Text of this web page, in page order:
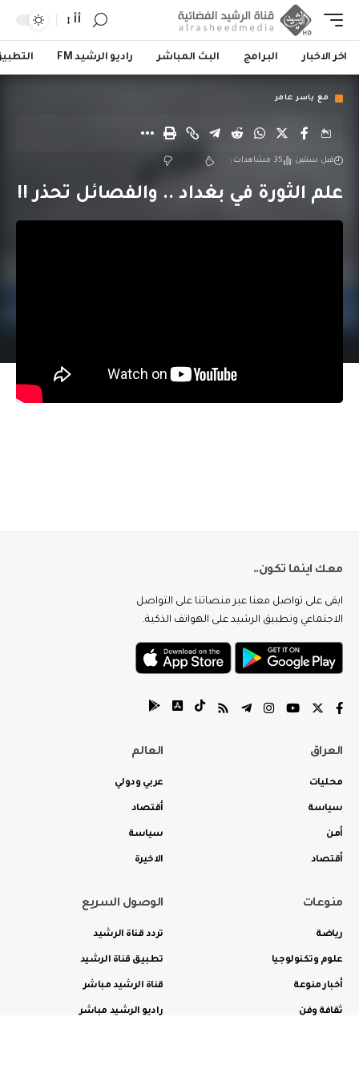
أأ
اخر الاخبار البرامج البث المباشر راديو الرشيد FM
مع ياسر عامر
قبل سنتين 35 مشاهدات
علم الثورة في بغداد .. والفصائل تحذر !!
معك اينما تكون..
ابقى على تواصل معنا عبر منصاتنا على التواصل
الاجتماعي وتطبيق الرشيد على الهواتف الذكية.
العراق
محليات
سياسة
أمن
أقتصاد
العالم
عربي ودولي
أقتصاد
سياسة
الاخيرة
منوعات
رياضة
علوم وتكنولوجيا
أخبار منوعة
ثقافة وفن
الوصول السريع
تردد قناة الرشيد
تطبيق قناة الرشيد
قناة الرشيد مباشر
راديو الرشيد مباشر